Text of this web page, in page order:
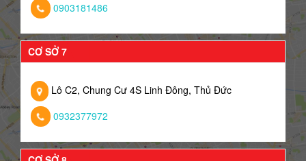
0903181486
CƠ SỞ 7
Lô C2, Chung Cư 4S Linh Đông, Thủ Đức
0932377972